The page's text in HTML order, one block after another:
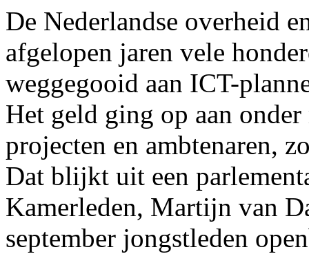
De Nederlandse overheid
afgelopen jaren vele
weggegooid aan ICT-
Het geld ging op aan
projecten en ambtenaren,
Dat blijkt uit een
Kamerleden, Martijn van
september jongstleden